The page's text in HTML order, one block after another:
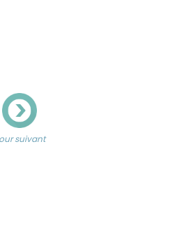
suivant